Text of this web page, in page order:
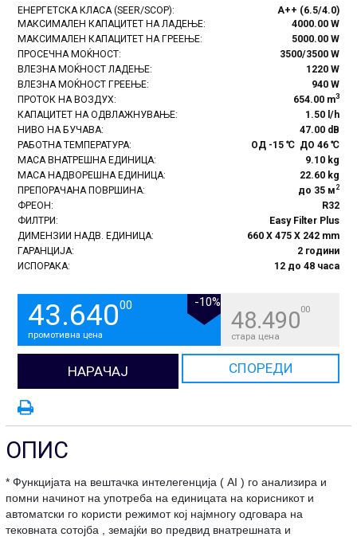
ЕНЕРГЕТСКА КЛАСА (SEER/SCOP):
A++ (6.5/4.0)
МАКСИМАЛЕН КАПАЦИТЕТ НА ЛАДЕЊЕ:
4000.00 W
МАКСИМАЛЕН КАПАЦИТЕТ НА ГРЕЕЊЕ:
5000.00 W
ПРОСЕЧНА МОЌНОСТ:
3500/3500 W
ВЛЕЗНА МОЌНОСТ ЛАДЕЊЕ:
1220 W
ВЛЕЗНА МОЌНОСТ ГРЕЕЊЕ:
940 W
ПРОТОК НА ВОЗДУХ:
654.00 m3
КАПАЦИТЕТ НА ОДВЛАЖНУВАЊЕ:
1.50 l/h
НИВО НА БУЧАВА:
47.00 dB
РАБОТНА ТЕМПЕРАТУРА:
ОД -15 ℃ ДО 46 ℃
МАСА ВНАТРЕШНА ЕДИНИЦА:
9.10 kg
МАСА НАДВОРЕШНА ЕДИНИЦА:
22.60 kg
ПРЕПОРАЧАНА ПОВРШИНА:
до 35 м2
ФРЕОН:
R32
ФИЛТРИ:
Easy Filter Plus
ДИМЕНЗИИ НАДВ. ЕДИНИЦА:
660 X 475 X 242 mm
ГАРАНЦИЈА:
2 години
ИСПОРАКА:
12 до 48 часа
43.64000 -10%
промотивна цена
48.49000
стара цена
НАРАЧАЈ СПОРЕДИ
ОПИС
* Функцијата на вештачка интелегенција ( AI ) го анализира и
помни начинот на употреба на единицата на корисникот и
автоматски го користи режимот кој најмногу одговара на
тековната сотојба , земајќи во предвид внатрешната и